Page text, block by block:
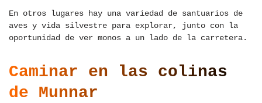
En otros lugares hay una variedad de santuarios de
aves y vida silvestre para explorar, junto con la
oportunidad de ver monos a un lado de la carretera.
Caminar en las colinas
de Munnar